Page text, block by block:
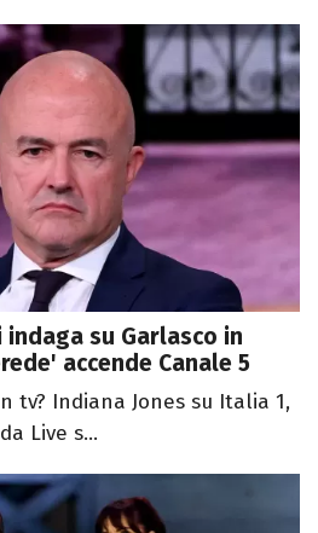
su Garlasco in
accende Canale 5
tv? Indiana Jones su Italia 1,
Live s...